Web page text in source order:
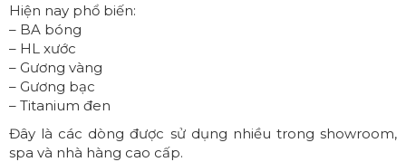
Hiện nay phổ biến:
– BA bóng
– HL xước
– Gương vàng
– Gương bạc
– Titanium đen
Đây là các dòng được sử dụng nhiều trong showroom,
spa và nhà hàng cao cấp.